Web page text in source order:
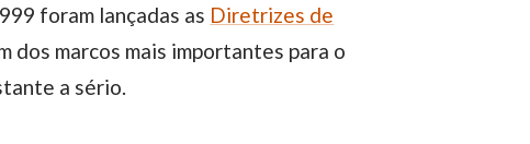
foram lançadas as Diretrizes de
dos marcos mais importantes para o
a sério.